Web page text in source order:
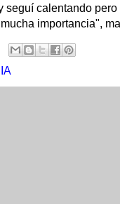
seguí calentando
importancia",